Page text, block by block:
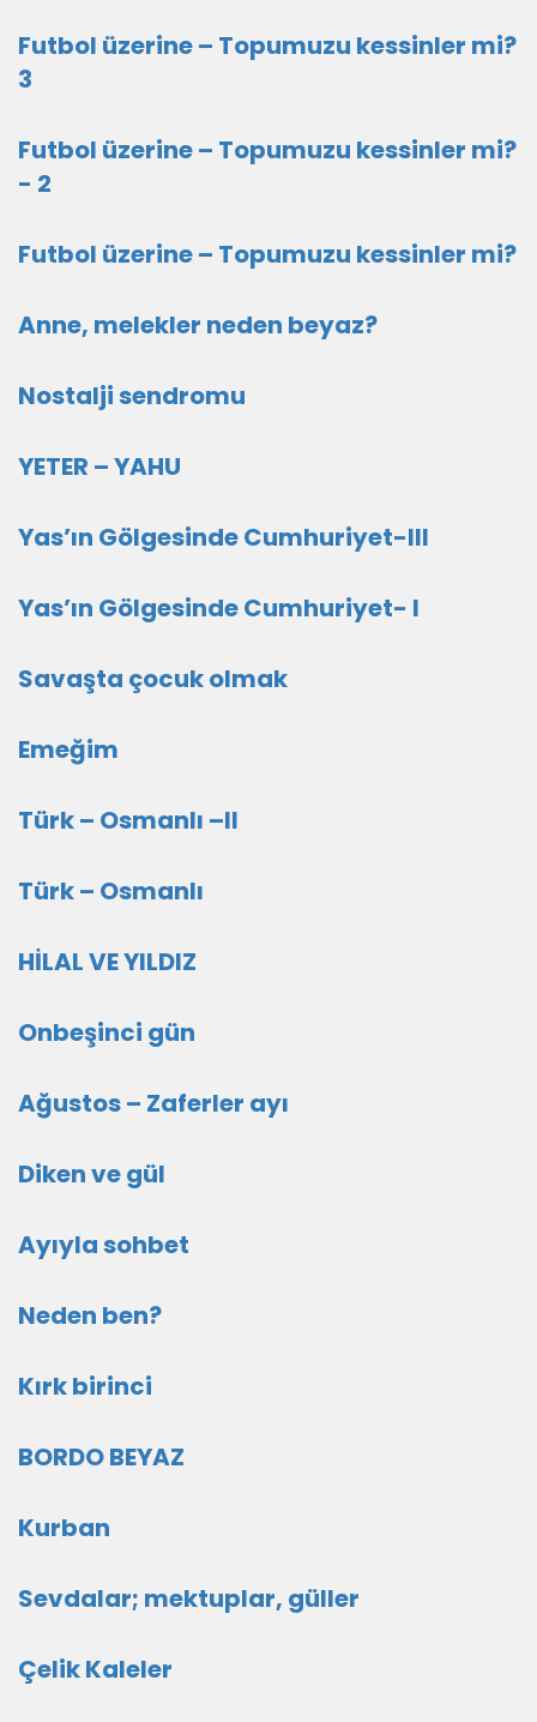
Futbol üzerine – Topumuzu kessinler mi?
3
Futbol üzerine – Topumuzu kessinler mi?
- 2
Futbol üzerine – Topumuzu kessinler mi?
Anne, melekler neden beyaz?
Nostalji sendromu
YETER – YAHU
Yas’ın Gölgesinde Cumhuriyet-III
Yas’ın Gölgesinde Cumhuriyet- I
Savaşta çocuk olmak
Emeğim
Türk – Osmanlı –II
Türk – Osmanlı
HİLAL VE YILDIZ
Onbeşinci gün
Ağustos – Zaferler ayı
Diken ve gül
Ayıyla sohbet
Neden ben?
Kırk birinci
BORDO BEYAZ
Kurban
Sevdalar; mektuplar, güller
Çelik Kaleler